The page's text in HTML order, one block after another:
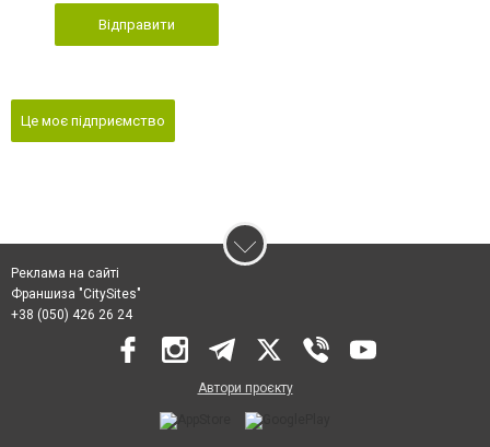
Відправити
Це моє підприємство
Реклама на сайті
Франшиза "CitySites"
+38 (050) 426 26 24
Автори проєкту